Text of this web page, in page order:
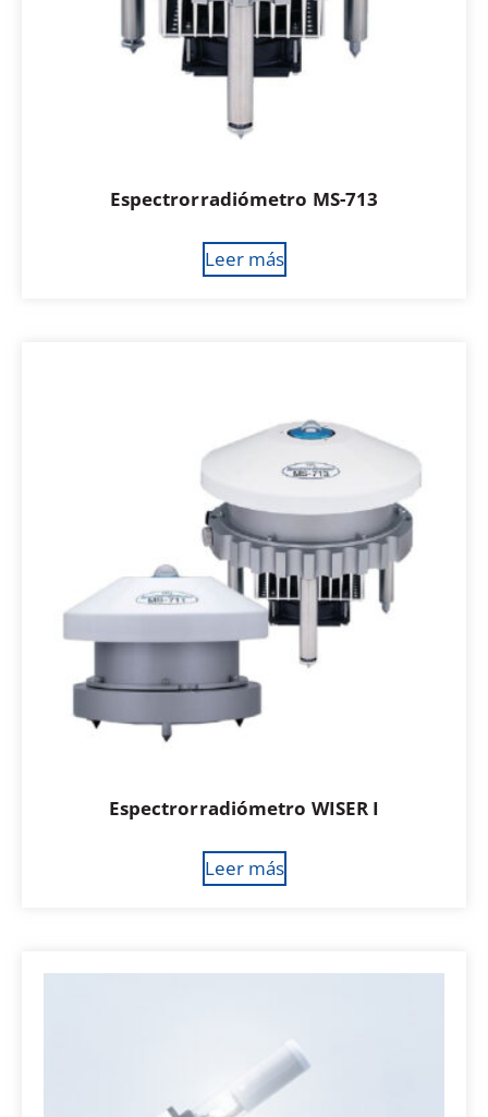
Espectrorradiómetro MS-713
Leer más
Espectrorradiómetro WISER I
Leer más